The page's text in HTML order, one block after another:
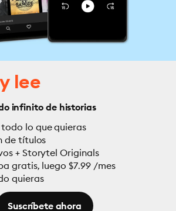
lee
infinito de historias
lo que quieras
de títulos
+ Storytel Originals
gratis, luego $7.99 /mes
quieras
Suscríbete ahora